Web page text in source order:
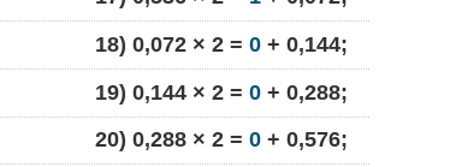
18) 0,072 × 2 = 0 + 0,144;
19) 0,144 × 2 = 0 + 0,288;
20) 0,288 × 2 = 0 + 0,576;